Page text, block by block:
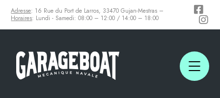
Adresse: 16 Rue du Port de Larros, 33470 Gujan-Mestras –
Horaires: Lundi - Samedi: 08:00 – 12:00 / 14:00 – 18:00